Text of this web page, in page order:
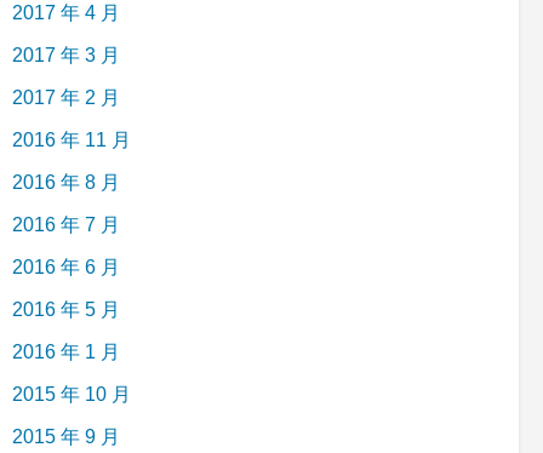
2017 年 4 月
2017 年 3 月
2017 年 2 月
2016 年 11 月
2016 年 8 月
2016 年 7 月
2016 年 6 月
2016 年 5 月
2016 年 1 月
2015 年 10 月
2015 年 9 月